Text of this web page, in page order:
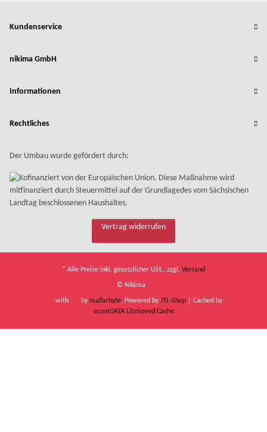
Kundenservice
nikima GmbH
Informationen
Rechtliches
Der Umbau wurde gefördert durch:
Vertrag widerrufen
* Alle Preise inkl. gesetzlicher USt., zzgl. Versand
© Nikima
with bymaßarbyte, Powered byJTL-Shop
| Cached by
ecomDATA LiteSpeed Cache